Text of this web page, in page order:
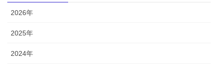
2026年
2025年
2024年